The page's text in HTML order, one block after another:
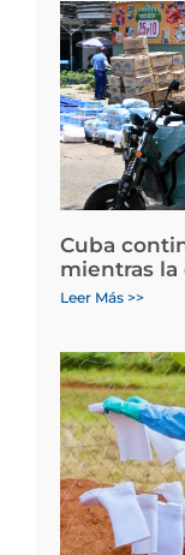
Cuba
mientras la
Leer Más >>